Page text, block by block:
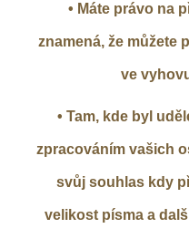
• Máte právo na
znamená, že můžete
ve
• Tam, kde byl
zpracováním vašich
svůj souhlas kdy
velikost písma a